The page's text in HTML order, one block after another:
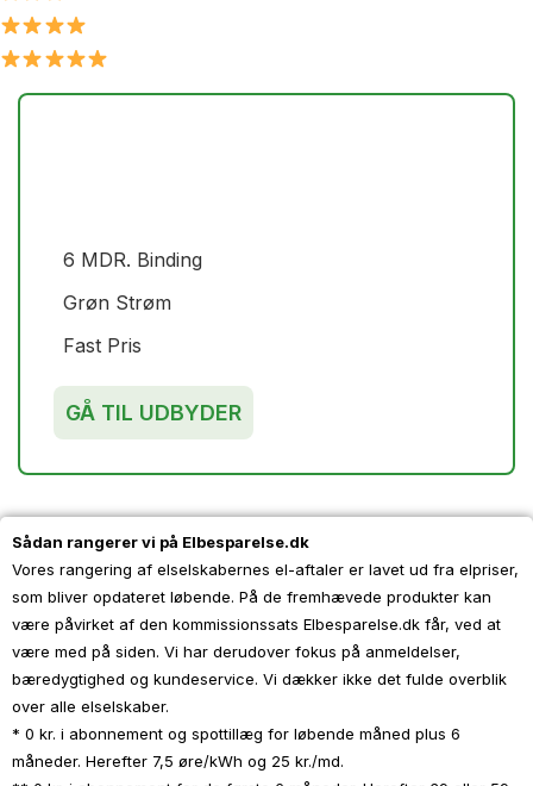
6 MDR. Binding
Grøn Strøm
Fast Pris
GÅ TIL UDBYDER
Sådan rangerer vi på Elbesparelse.dk
Vores rangering af elselskabernes el-aftaler er lavet ud fra elpriser,
som bliver opdateret løbende. På de fremhævede produkter kan
være påvirket af den kommissionssats Elbesparelse.dk får, ved at
være med på siden. Vi har derudover fokus på anmeldelser,
bæredygtighed og kundeservice. Vi dækker ikke det fulde overblik
over alle elselskaber.
* 0 kr. i abonnement og spottillæg for løbende måned plus 6
måneder. Herefter 7,5 øre/kWh og 25 kr./md.